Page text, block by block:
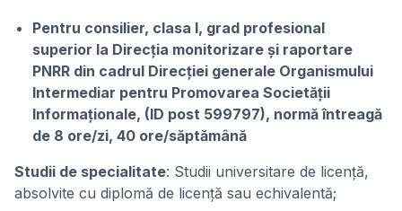
Pentru consilier, clasa I, grad profesional
superior la Direcția monitorizare și raportare
PNRR din cadrul Direcției generale Organismului
Intermediar pentru Promovarea Societății
Informaționale, (ID post 599797), normă întreagă
de 8 ore/zi, 40 ore/săptămână
Studii de specialitate: Studii universitare de licență,
absolvite cu diplomă de licență sau echivalentă;